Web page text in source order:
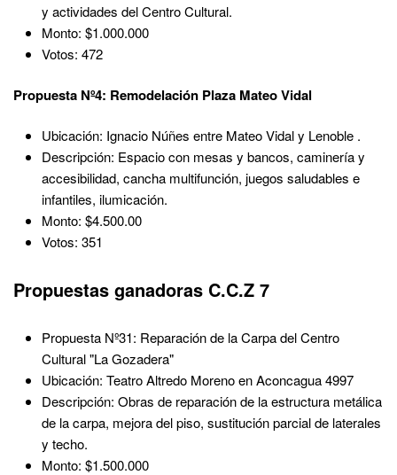
y actividades del Centro Cultural.
Monto: $1.000.000
Votos: 472
Propuesta Nº4: Remodelación Plaza Mateo Vidal
Ubicación: Ignacio Núñes entre Mateo Vidal y Lenoble .
Descripción: Espacio con mesas y bancos, caminería y
accesibilidad, cancha multifunción, juegos saludables e
infantiles, ilumicación.
Monto: $4.500.00
Votos: 351
Propuestas ganadoras C.C.Z 7
Propuesta Nº31: Reparación de la Carpa del Centro
Cultural "La Gozadera"
Ubicación: Teatro Altredo Moreno en Aconcagua 4997
Descripción: Obras de reparación de la estructura metálica
de la carpa, mejora del piso, sustitución parcial de laterales
y techo.
Monto: $1.500.000